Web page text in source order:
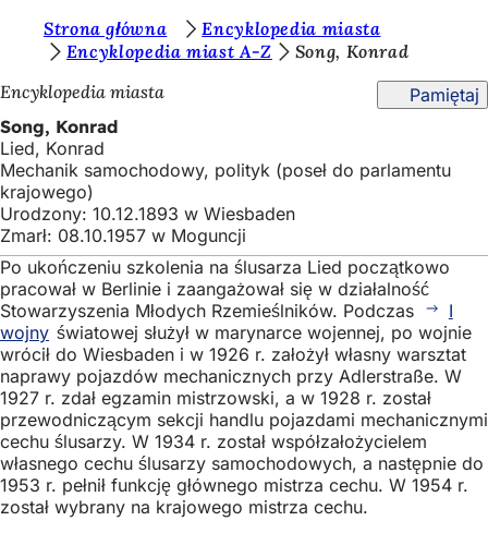
Przejdź do treści
s
t
e
ś
t
u
t
a
j
:
Strona główna
Encyklopedia miasta
Encyklopedia miast A-Z
Song, Konrad
Encyklopedia miasta
Pamiętaj
Song, Konrad
Lied, Konrad
Mechanik samochodowy, polityk (poseł do parlamentu
krajowego)
Urodzony: 10.12.1893 w Wiesbaden
Zmarł: 08.10.1957 w Moguncji
Po ukończeniu szkolenia na ślusarza Lied początkowo
pracował w Berlinie i zaangażował się w działalność
Stowarzyszenia Młodych Rzemieślników. Podczas
I
wojny światowej służył w marynarce wojennej, po wojnie
wrócił do Wiesbaden i w 1926 r. założył własny warsztat
naprawy pojazdów mechanicznych przy Adlerstraße. W
1927 r. zdał egzamin mistrzowski, a w 1928 r. został
przewodniczącym sekcji handlu pojazdami mechanicznymi
cechu ślusarzy. W 1934 r. został współzałożycielem
własnego cechu ślusarzy samochodowych, a następnie do
1953 r. pełnił funkcję głównego mistrza cechu. W 1954 r.
został wybrany na krajowego mistrza cechu.